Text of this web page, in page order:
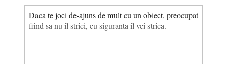
Daca te joci de-ajuns de mult cu un obiect, preocupat
fiind sa nu il strici, cu siguranta il vei strica.